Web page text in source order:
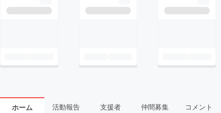
ホーム 活動報告 支援者 仲間募集 コメント